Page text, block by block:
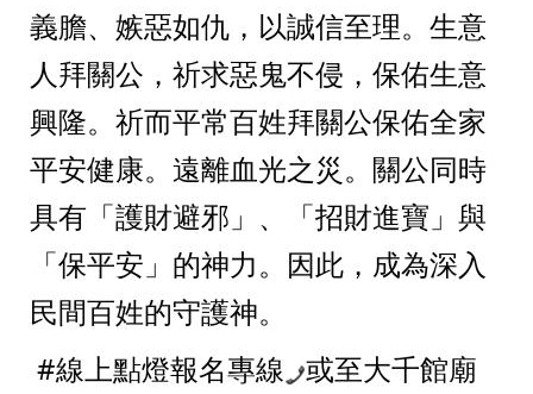
義膽、嫉惡如仇，以誠信至理。生意
人拜關公，祈求惡鬼不侵，保佑生意
興隆。祈而平常百姓拜關公保佑全家
平安健康。遠離血光之災。關公同時
具有「護財避邪」、「招財進寶」與
「保平安」的神力。因此，成為深入
民間百姓的守護神。
#線上點燈報名專線
或至大千館廟